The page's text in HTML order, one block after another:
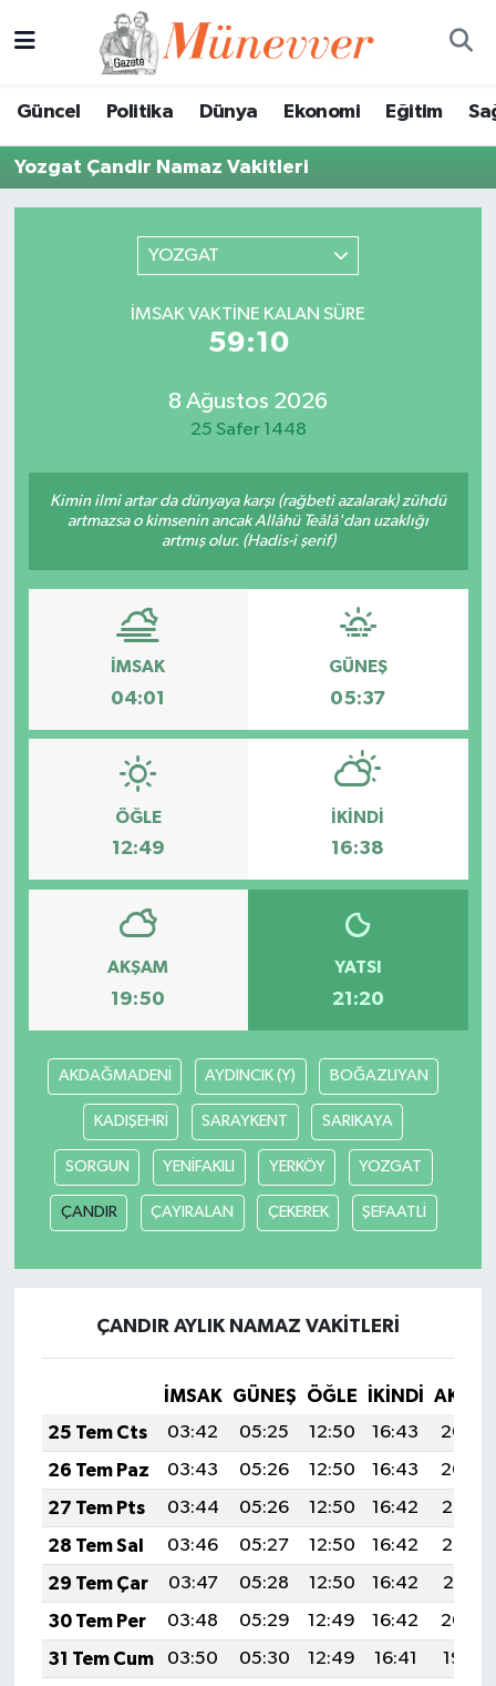
Güncel Politika Dünya Ekonomi Eğitim
Yozgat Çandir Namaz Vakitleri
YOZGAT
İMSAK VAKTINE KALAN SÜRE
59:10
8 Ağustos 2026
25 Safer 1448
Kimin ilmi artar da dünyaya karşı (rağbeti azalarak) zühdü
artmazsa o kimsenin ancak Allâhü Teâlâ'dan uzaklığı
artmış olur. (Hadis-i şerif)
İMSAK
04:01
GÜNEŞ
05:37
ÖĞLE
12:49
İKINDI
16:38
AKŞAM
19:50
YATSI
21:20
AKDAĞMADENİ AYDINCIK (Y) BOĞAZLIYAN
KADIŞEHRİ SARAYKENT SARIKAYA
SORGUN YENİFAKILI YERKÖY YOZGAT
ÇANDIR ÇAYIRALAN ÇEKEREK ŞEFAATLİ
ÇANDIR AYLIK NAMAZ VAKITLERI
İMSAK GÜNEŞ ÖĞLE İKINDI
25 Tem Cts
03:42 05:25 12:50 16:43
20:04
26 Tem Paz
03:43 05:26 12:50 16:43
20:04
27 Tem Pts
03:44 05:26 12:50 16:42
20:03
28 Tem Sal
03:46 05:27 12:50 16:42
20:02
29 Tem Çar
03:47 05:28 12:50 16:42
20:01
30 Tem Per
03:48 05:29 12:49 16:42
20:00
31 Tem Cum
03:50 05:30 12:49 16:41
19:59
Süper Lig Puan Durumu ve Fikstür
Tüm Manşetler